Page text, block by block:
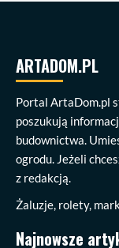
ARTADOM.PL
Portal ArtaDom.pl
poszukują
budownictwa.
ogrodu. Jeżeli
z redakcją.
Żaluzje, rolety,
Najnowsze